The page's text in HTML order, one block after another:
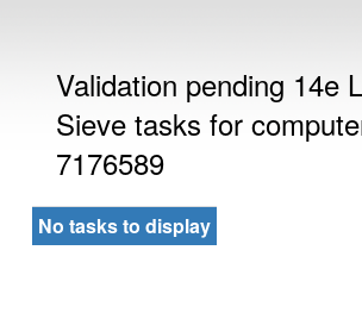
Validation pending 14e
Sieve tasks for
7176589
No tasks to display